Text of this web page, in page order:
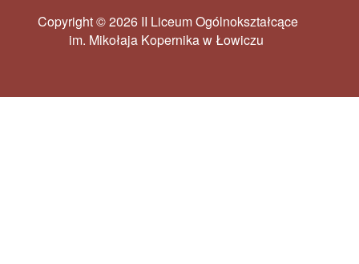
Copyright © 2026 II Liceum Ogólnokształcące
im. Mikołaja Kopernika w Łowiczu